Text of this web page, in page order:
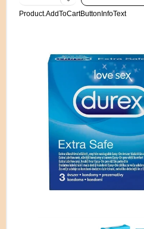
Product.AddToCartButtonInfoText